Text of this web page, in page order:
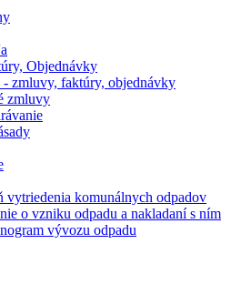
Objednávky
zmluvy, faktúry, objednávky
zmluvy
vytriedenia komunálnych odpadov
o vzniku odpadu a nakladaní s ním
vývozu odpadu